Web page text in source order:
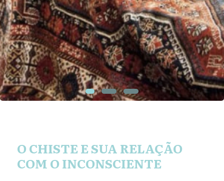
O CHISTE E SUA RELAÇÃO
COM O INCONSCIENTE